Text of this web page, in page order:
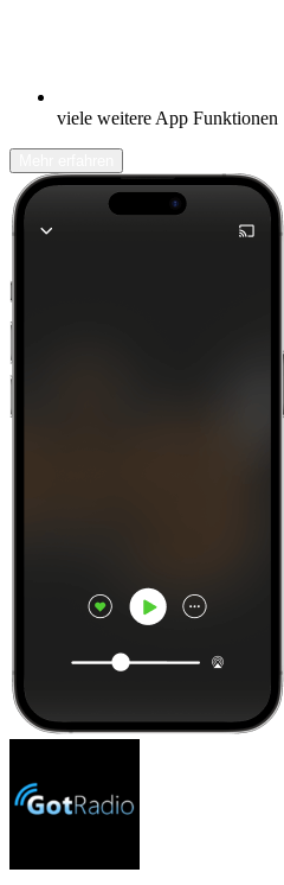
viele weitere App Funktionen